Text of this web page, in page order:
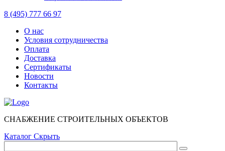
8 (495) 777 66 97
О нас
Условия сотрудничества
Оплата
Доставка
Сертификаты
Новости
Контакты
СНАБЖЕНИЕ СТРОИТЕЛЬНЫХ ОБЪЕКТОВ
Каталог Скрыть